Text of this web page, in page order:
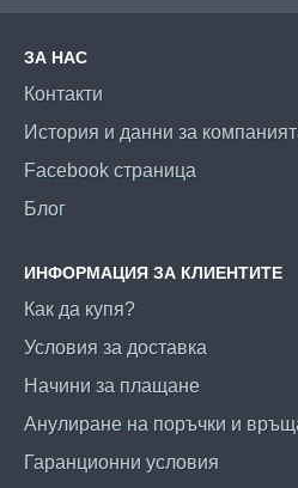
ЗА НАС
Контакти
История и данни за
Facebook страница
Блог
ИНФОРМАЦИЯ ЗА КЛИЕНТИТЕ
Как да купя?
Условия за доставка
Начини за плащане
Анулиране на поръчки и
Гаранционни условия